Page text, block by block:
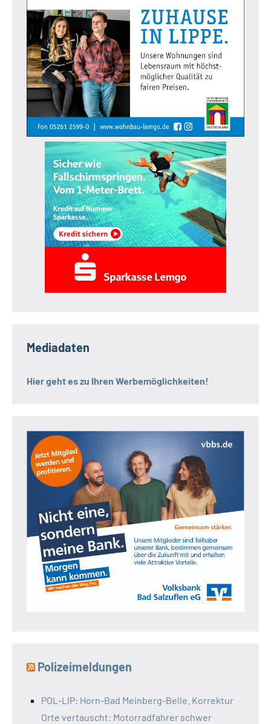
Mediadaten
Hier geht es zu Ihren Werbemöglichkeiten!
Polizeimeldungen
POL-LIP: Horn-Bad Meinberg-Belle. Korrektur
Orte vertauscht: Motorradfahrer schwer